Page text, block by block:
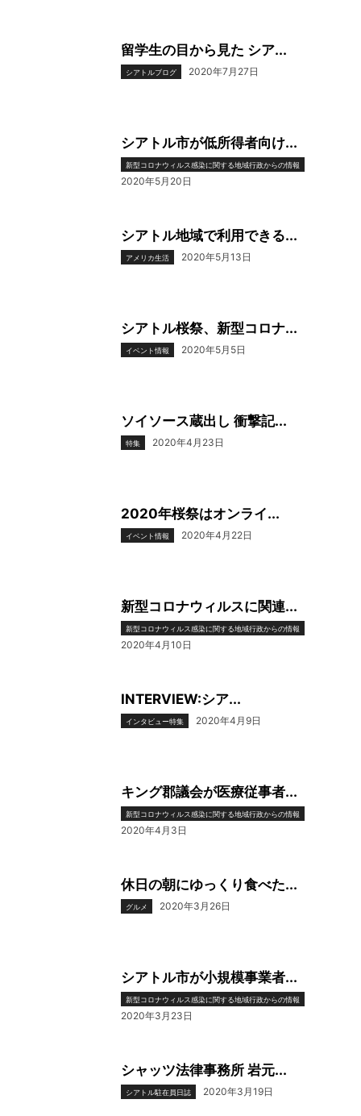
留学生の目から見た シア...
シアトルブログ 2020年7月27日
シアトル市が低所得者向け...
新型コロナウィルス感染に関する地域行政からの情報
2020年5月20日
シアトル地域で利用できる...
アメリカ生活 2020年5月13日
シアトル桜祭、新型コロナ...
イベント情報 2020年5月5日
ソイソース蔵出し 衝撃記...
特集 2020年4月23日
2020年桜祭はオンライ...
イベント情報 2020年4月22日
新型コロナウィルスに関連...
新型コロナウィルス感染に関する地域行政からの情報
2020年4月10日
INTERVIEW:シア...
インタビュー特集 2020年4月9日
キング郡議会が医療従事者...
新型コロナウィルス感染に関する地域行政からの情報
2020年4月3日
休日の朝にゆっくり食べた...
グルメ 2020年3月26日
シアトル市が小規模事業者...
新型コロナウィルス感染に関する地域行政からの情報
2020年3月23日
シャッツ法律事務所 岩元...
シアトル駐在員日誌 2020年3月19日